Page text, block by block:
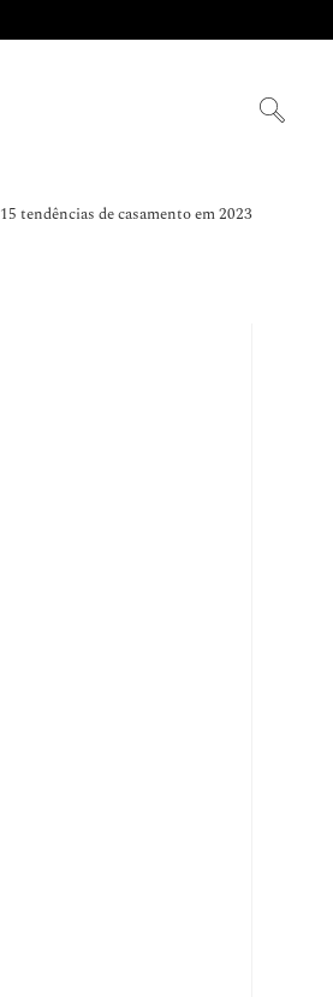
15 tendências de casamento em 2023